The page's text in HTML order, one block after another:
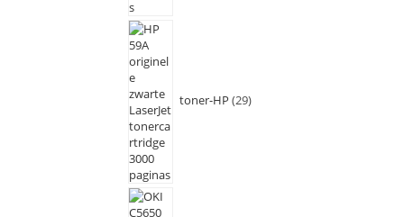
toner-HP 29